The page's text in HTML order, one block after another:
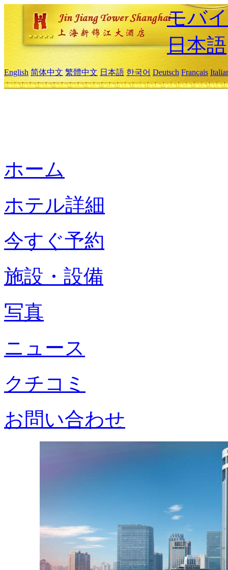
モバ
日本語
English 简体中文 繁體中文 日本語 한국어 Deutsch Français
ホーム
ホテル詳細
今すぐ予約
施設・設備
写真
ニュース
クチコミ
お問い合わせ